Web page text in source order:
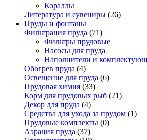
Кораллы
Литература и сувениры (26)
Пруды и фонтаны
Фильтрация пруда (71)
Фильтры прудовые
Насосы для пруда
Наполнители и
Обогрев пруда (4)
Освещение для пруда (6)
Прудовая химия (33)
Корм для прудовых рыб (21)
Декор для пруда (4)
Средства для ухода за прудом (1)
Прудовые комплекты (0)
Аэрация пруда (37)